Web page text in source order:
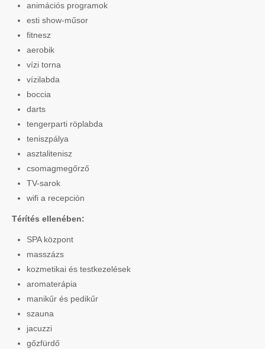
animációs programok
esti show-műsor
fitnesz
aerobik
vízi torna
vízilabda
boccia
darts
tengerparti röplabda
teniszpálya
asztalitenisz
csomagmegőrző
TV-sarok
wifi a recepción
Térítés ellenében:
SPA központ
masszázs
kozmetikai és testkezelések
aromaterápia
manikűr és pedikűr
szauna
jacuzzi
gőzfürdő